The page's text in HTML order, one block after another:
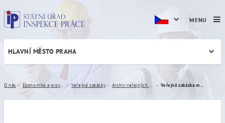
Veřejná zakázka malého
HLAVNÍ MĚSTO PRAHA
O nás Veřejné zakázky
MENU